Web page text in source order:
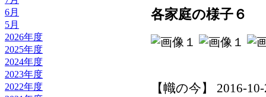
6月
5月
2026年度
2025年度
2024年度
2023年度
2022年度
各家庭の様子６
【幟の今】 2016-